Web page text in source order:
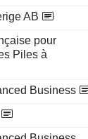
AB
pour
Piles à
Business